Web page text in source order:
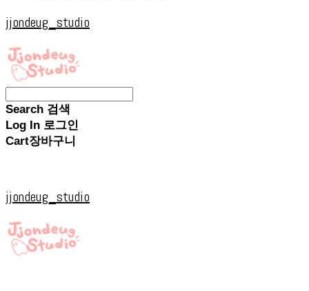
jjondeug_studio
Search 검색
Log In 로그인
Cart장바구니
jjondeug_studio